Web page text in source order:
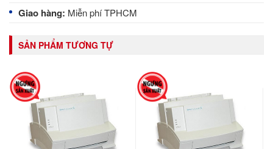
Giao hàng: Miễn phí TPHCM
SẢN PHẨM TƯƠNG TỰ